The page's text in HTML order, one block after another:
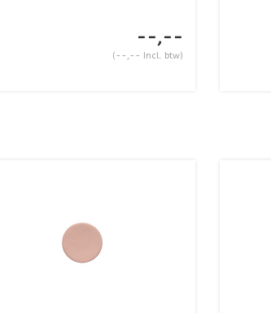
--,--
(--,-- Incl. btw)